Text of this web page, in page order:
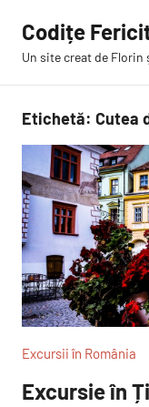
conținut
Codițe
Un site creat de Florin
Etichetă: Cutea
Excursii în România
Excursie în